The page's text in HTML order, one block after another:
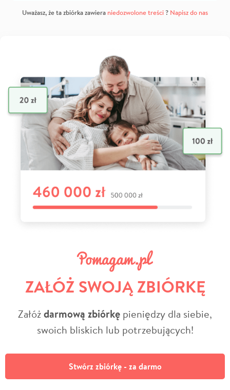
Uważasz, że ta zbiórka zawiera niedozwolone treści? Napisz do nas
ZAŁÓŻ SWOJĄ ZBIÓRKĘ
Załóżdarmową zbiórkę pieniędzy dla siebie,
swoich bliskich lub potrzebujących!
Stwórz zbiórkę - za darmo